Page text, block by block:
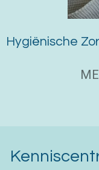
Hygiënische